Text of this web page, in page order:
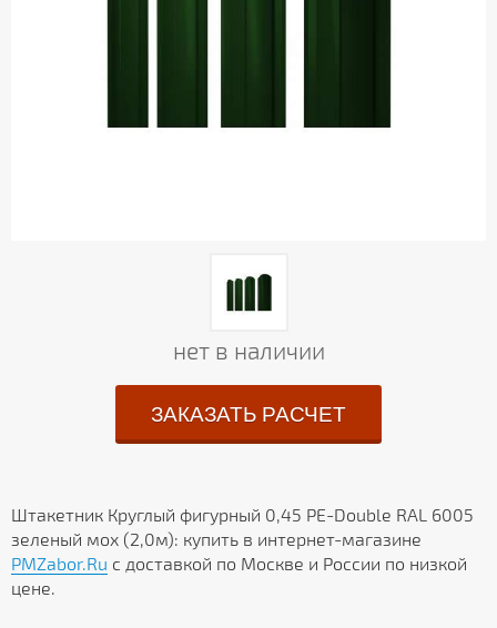
нет в наличии
ЗАКАЗАТЬ РАСЧЕТ
Штакетник Круглый фигурный 0,45 PE-Double RAL 6005
зеленый мох (2,0м): купить в интернет-магазине
PMZabor.Ru с доставкой по Москве и России по низкой
цене.